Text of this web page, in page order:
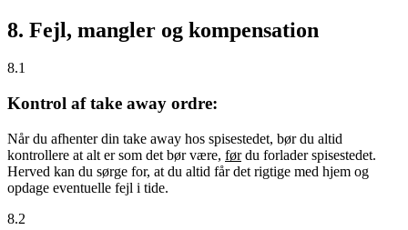
8. Fejl, mangler og kompensation
8.1
Kontrol af take away ordre:
Når du afhenter din take away hos spisestedet, bør du altid
kontrollere at alt er som det bør være, førdu forlader spisestedet.
Herved kan du sørge for, at du altid får det rigtige med hjem og
opdage eventuelle fejl i tide.
8.2